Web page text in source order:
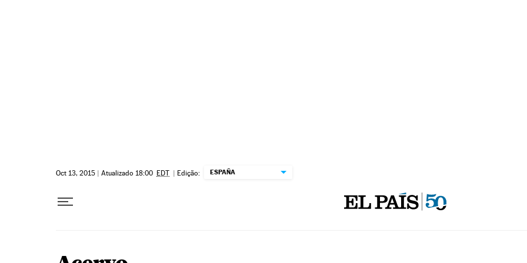
Oct 13, 2015 | Atualizado 18:00 EDT | Edição: ESPAÑA